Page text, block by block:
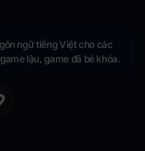
ngữ tiếng Việt cho các
lậu, game đã bẻ khóa.